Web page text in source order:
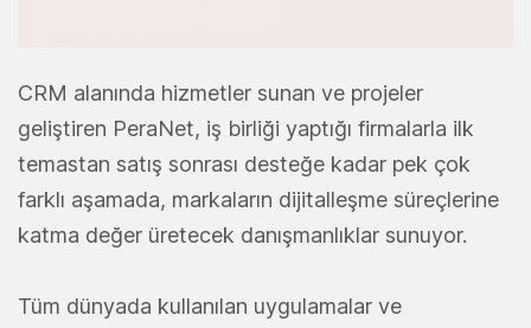
CRM alanında hizmetler sunan ve projeler
geliştiren PeraNet, iş birliği yaptığı firmalarla ilk
temastan satış sonrası desteğe kadar pek çok
farklı aşamada, markaların dijitalleşme süreçlerine
katma değer üretecek danışmanlıklar sunuyor.
Tüm dünyada kullanılan uygulamalar ve